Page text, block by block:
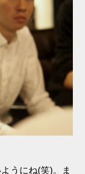
うにね(笑)。ま